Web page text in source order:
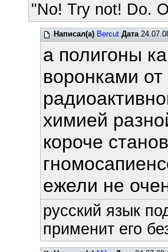
"No! Try not! Do.
Написал(а) Bercut Дата
а полигоны
воронками
химией
короче
ежели не
русский язык
применит его